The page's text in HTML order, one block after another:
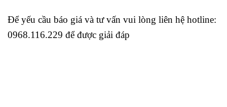
Để yếu cầu báo giá và tư vấn vui lòng liên hệ hotline:
0968.116.229 để được giải đáp